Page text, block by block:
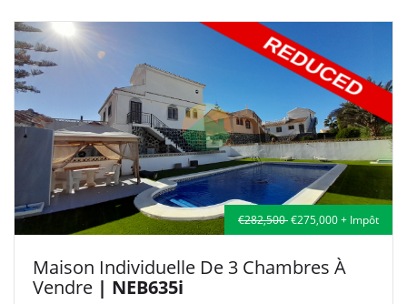
€282,500€275,000 + Impôt
Maison Individuelle De 3 Chambres À
Vendre | NEB635i